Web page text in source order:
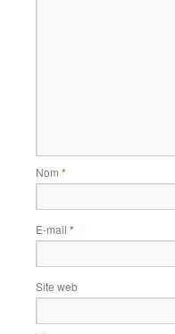
Nom *
E-mail *
Site web